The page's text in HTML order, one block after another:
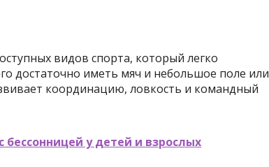
видов спорта, который легко
достаточно иметь мяч и небольшое поле или
координацию, ловкость и командный
бессонницей у детей и взрослых